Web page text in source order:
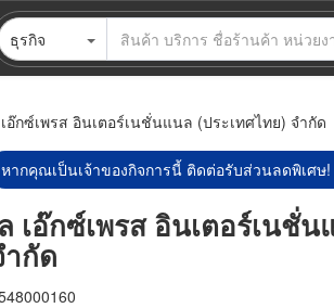
ธุรกิจ
อ๊กซ์เพรส อินเตอร์เนชั่นแนล (ประเทศไทย) จำกัด
หากคุณเป็นเจ้าของกิจการนี้ ติดต่อรับส่วนลดพิเศษ!
เอ๊กซ์เพรส อินเตอร์เนชั่น
กัด